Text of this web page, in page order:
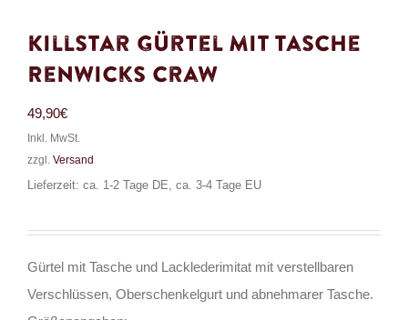
Killstar Gürtel mit Tasche
Renwicks Craw
49,90€
Inkl. MwSt.
zzgl. Versand
Lieferzeit: ca. 1-2 Tage DE, ca. 3-4 Tage EU
Gürtel mit Tasche und Lacklederimitat mit verstellbaren
Verschlüssen, Oberschenkelgurt und abnehmarer Tasche.